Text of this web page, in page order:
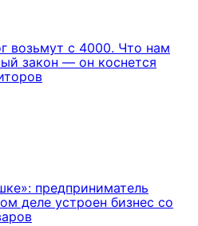
возьмут с 4000. Что нам
закон — он коснется
предприниматель
деле устроен бизнес со